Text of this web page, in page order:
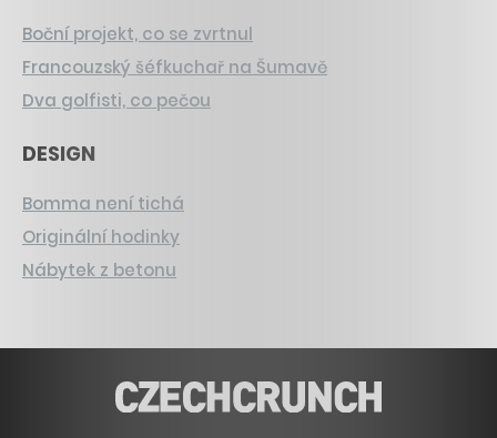
Boční projekt, co se zvrtnul
Francouzský šéfkuchař na Šumavě
Dva golfisti, co pečou
DESIGN
Bomma není tichá
Originální hodinky
Nábytek z betonu